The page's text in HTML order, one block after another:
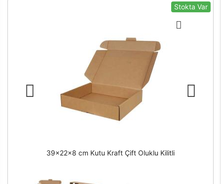
Stokta Var
39x22x8 cm Kutu Kraft Çift Oluklu Kilitli